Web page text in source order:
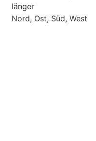
länger
Nord, Ost, Süd, West